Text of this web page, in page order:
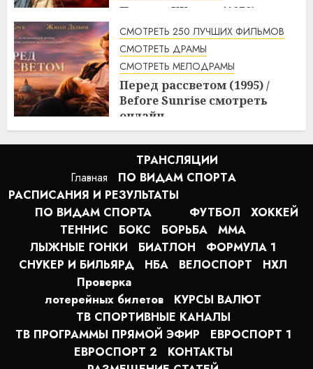
Пираты ХХ века (1979)
смотреть онлайн
3:23 10.08.2026
СМОТРЕТЬ 250 ЛУЧШИХ ФИЛЬМОВ
СМОТРЕТЬ ДРАМЫ
СМОТРЕТЬ МЕЛОДРАМЫ
Перед рассветом (1995) /
Before Sunrise смотреть
онлайн
3:10 10.08.2026
Главная
ТРАНСЛЯЦИИ
ПО ВИДАМ СПОРТA
РАСПИСАНИЯ И РЕЗУЛЬТАТЫ
ПО ВИДАМ СПОРТА
ФУТБОЛ
ХОККЕЙ
ТЕННИС
БОКС БОРЬБА
MMA
ЛЫЖНЫЕ ГОНКИ
БИАТЛОН
ФОРМУЛА 1
СНУКЕР И БИЛЬЯРД
НБА ВЕЛОСПОРТ
НХЛ
Проверка
лотерейных билетов
КУРСЫ ВАЛЮТ
ТВ СПОРТИВНЫЕ КАНАЛЫ
ТВ ПРОГРАММЫ ПРЯМОЙ ЭФИР
ЕВРОСПОРТ 1
ЕВРОСПОРТ 2
КОНТАКТЫ